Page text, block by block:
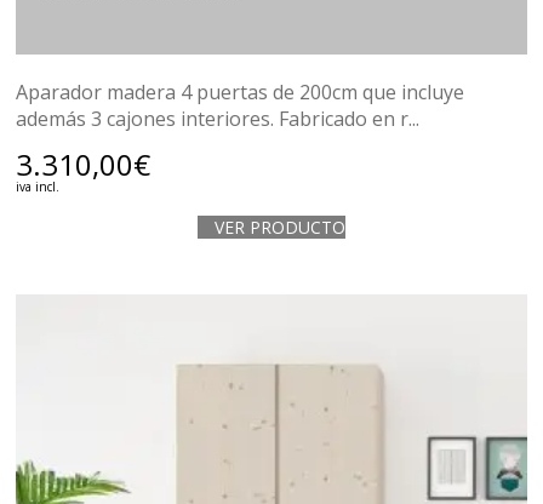
Aparador madera 4 puertas de 200cm que incluye
además 3 cajones interiores. Fabricado en r...
3.310,00€
iva incl.
VER PRODUCTO